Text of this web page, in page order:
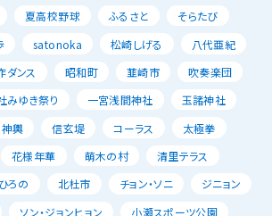
夏高校野球 ふるさと
そらたび
satonoka 松崎しげる
八代亜紀
ダンス 昭和町 韮崎市
吹奏楽団
みゆき祭り 一宮浅間神社
玉諸神社
神輿 信玄堤 コーラス
太極拳
花様年華 萌木の村
清里テラス
ろの 北杜市 チョン・ソニ
ジニョン
ソン・ジョンヒョン 小瀬スポーツ公園